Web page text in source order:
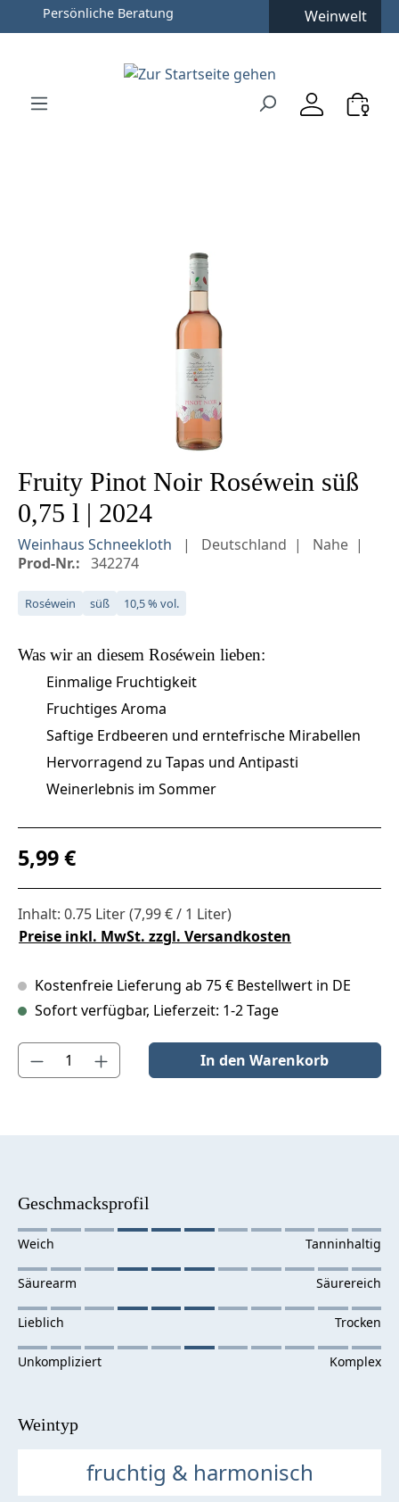
Zum Hauptinhalt springen
Zur Hauptnavigation springen
Persönliche Beratung Weinwelt
Bildergalerie überspringen
Fruity Pinot Noir Roséwein süß
0,75 l | 2024
Weinhaus Schneekloth Deutschland
Nahe
Prod-Nr.: 342274
Roséwein süß 10,5 % vol.
Was wir an diesem Roséwein lieben:
Einmalige Fruchtigkeit
Fruchtiges Aroma
Saftige Erdbeeren und erntefrische Mirabellen
Hervorragend zu Tapas und Antipasti
Weinerlebnis im Sommer
Regulärer Preis:
5,99 €
Inhalt: 0.75 Liter(7,99 € / 1 Liter)
Preise inkl. MwSt. zzgl. Versandkosten
Kostenfreie Lieferung ab 75 € Bestellwert in DE
Sofort verfügbar, Lieferzeit: 1-2 Tage
Produkt Anzahl: Gib den gewünschten Wert ein oder benutze
In den Warenkorb
Geschmacksprofil
Weintyp
fruchtig & harmonisch